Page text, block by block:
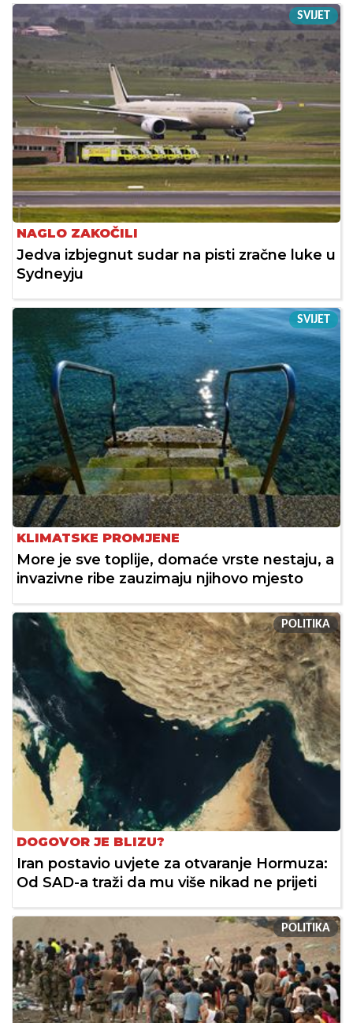
SVIJET
NAGLO ZAKOČILI
Jedva izbjegnut sudar na pisti zračne luke u
Sydneyju
SVIJET
KLIMATSKE PROMJENE
More je sve toplije, domaće vrste nestaju, a
invazivne ribe zauzimaju njihovo mjesto
POLITIKA
DOGOVOR JE BLIZU?
Iran postavio uvjete za otvaranje Hormuza:
Od SAD-a traži da mu više nikad ne prijeti
POLITIKA